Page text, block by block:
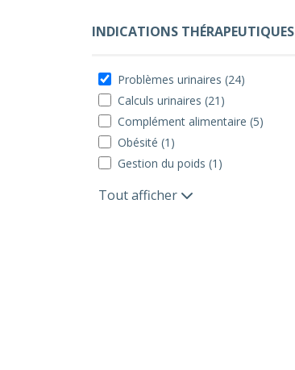
INDICATIONS THÉRAPEUTIQUES
Problèmes urinaires (24)
Calculs urinaires (21)
Complément alimentaire (5)
Obésité (1)
Gestion du poids (1)
Tout afficher